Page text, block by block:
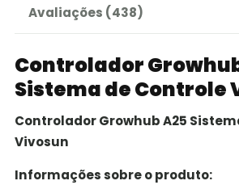
Avaliações (438)
Controlador
Sistema de Controle
Controlador Growhub A25
Vivosun
Informações sobre o produto: